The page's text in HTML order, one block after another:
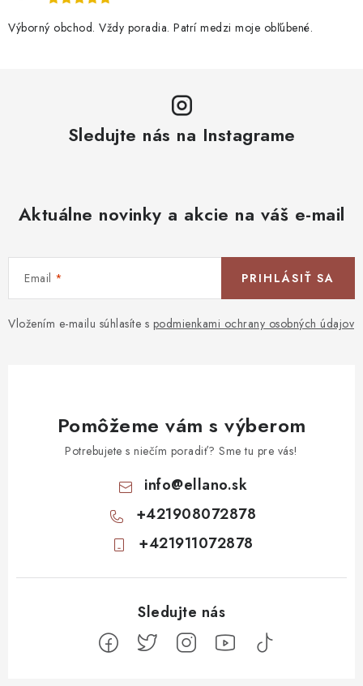
Výborný obchod. Vždy poradia. Patrí medzi moje obľúbené.
Sledujte nás na Instagrame
Aktuálne novinky a akcie na váš e-mail
Email
Vložením e-mailu súhlasíte s podmienkami ochrany osobných údajov
PRIHLÁSIŤ SA
Pomôžeme vám s výberom
Potrebujete s niečím poradiť? Sme tu pre vás!
info@ellano.sk
+421908072878
+421911072878